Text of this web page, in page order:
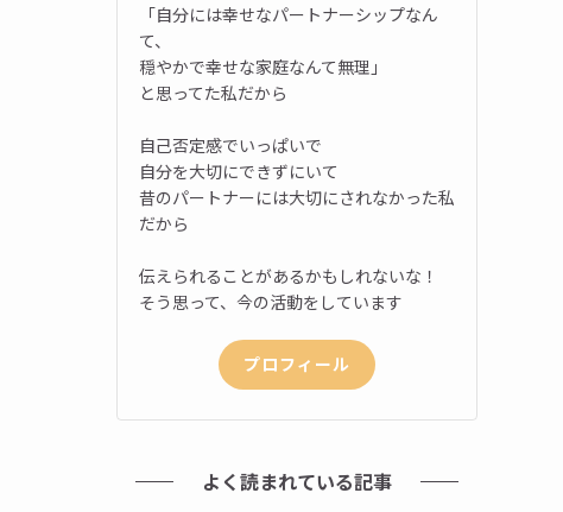
「自分には幸せなパートナーシップなん
て、
穏やかで幸せな家庭なんて無理」
と思ってた私だから
自己否定感でいっぱいで
自分を大切にできずにいて
昔のパートナーには大切にされなかった私
だから
伝えられることがあるかもしれないな！
そう思って、今の活動をしています
プロフィール
よく読まれている記事